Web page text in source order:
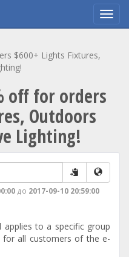
$600+ Lights Fixtures,
off for orders
Outdoors
Lighting!
до 2017-09-10 20:59:00
applies to a specific group
for all customers of the e-